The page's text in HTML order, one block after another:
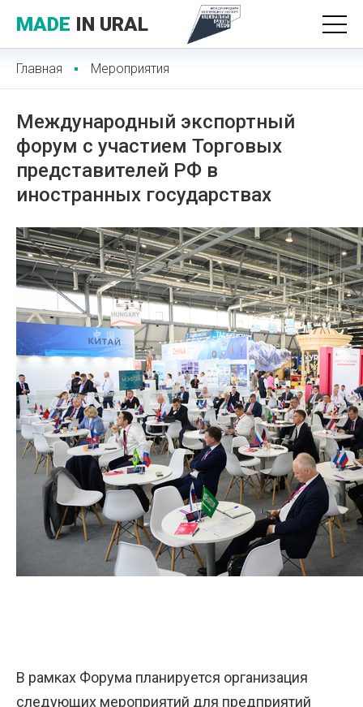
MADE IN URAL
Главная Мероприятия
Международный экспортный
форум с участием Торговых
представителей РФ в
иностранных государствах
В рамках Форума планируется организация
следующих мероприятий для предприятий